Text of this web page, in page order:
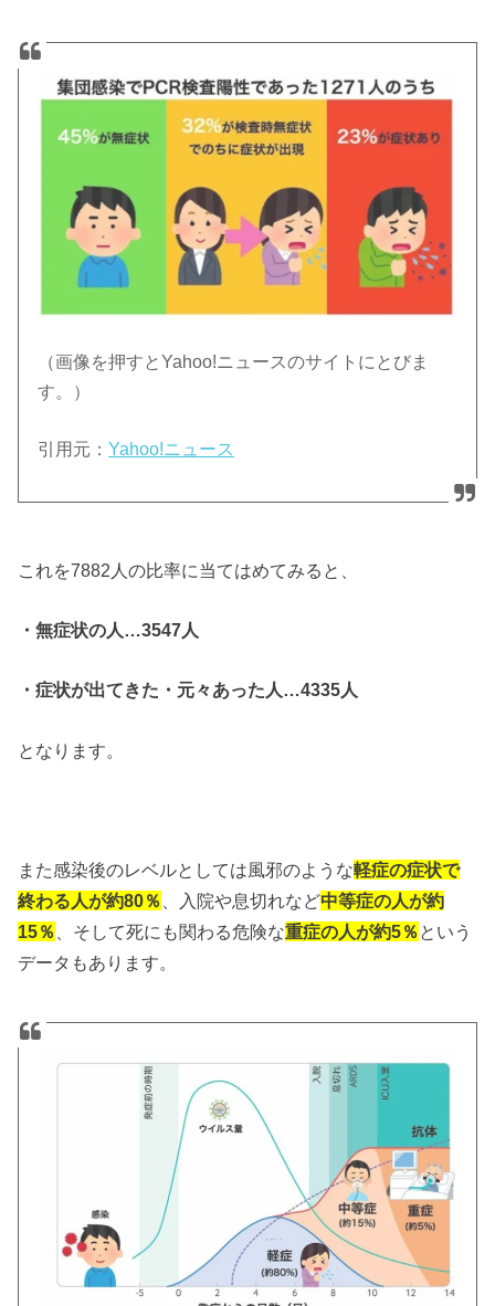
（画像を押すとYahoo!ニュースのサイトにとびま
す。）
引用元：Yahoo!ニュース
これを7882人の比率に当てはめてみると、
・無症状の人…3547人
・症状が出てきた・元々あった人…4335人
となります。
また感染後のレベルとしては風邪のような軽症の症状で
終わる人が約80％
、入院や息切れなど中等症の人が約
15％
、そして死にも関わる危険な重症の人が約5％ という
データもあります。